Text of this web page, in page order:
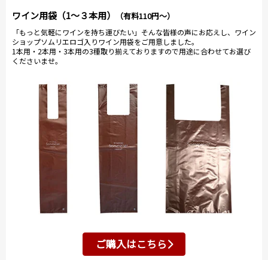
ワイン用袋（1～３本用） （有料110円～）
「もっと気軽にワインを持ち運びたい」そんな皆様の声にお応えし、ワイン
ショップソムリエロゴ入りワイン用袋をご用意しました。
1本用・2本用・3本用の3種取り揃えておりますので用途に合わせてお選び
くださいませ。
ご購入はこちら